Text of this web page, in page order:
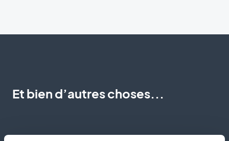
Et bien d’autres choses...